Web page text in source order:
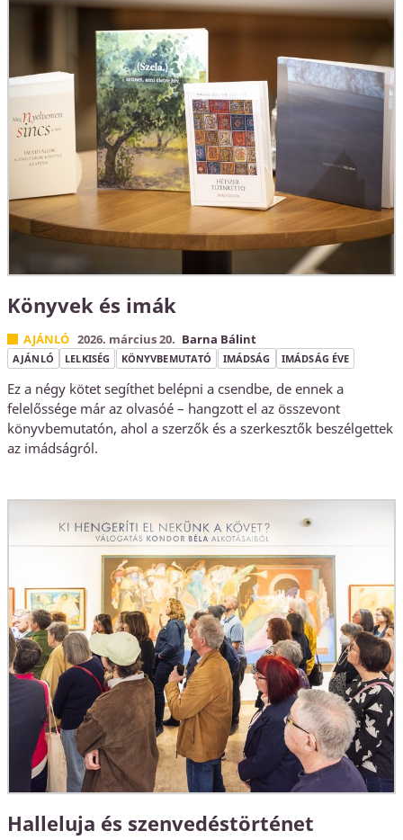
Könyvek és imák
AJÁNLÓ 2026. március 20. Barna Bálint
AJÁNLÓ LELKISÉG KÖNYVBEMUTATÓ IMÁDSÁG IMÁDSÁG ÉVE
Ez a négy kötet segíthet belépni a csendbe, de ennek a
felelőssége már az olvasóé – hangzott el az összevont
könyvbemutatón, ahol a szerzők és a szerkesztők beszélgettek
az imádságról.
Halleluja és szenvedéstörténet